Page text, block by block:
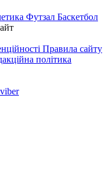
Футзал Баскетбол
Правила сайту
політика
viber